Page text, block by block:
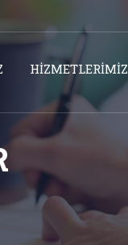
HİZMETLERİMİZ